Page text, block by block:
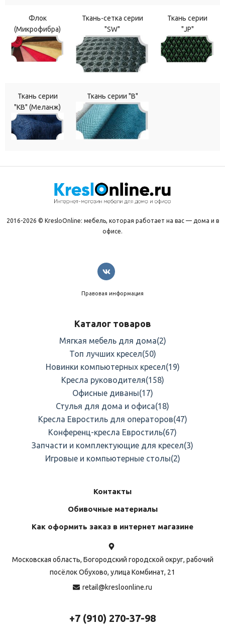
Флок
(Микрофибра)
Ткань-сетка серии
"SW"
Ткань серии
"JP"
Ткань серии
"КВ" (Меланж)
Ткань серии "В"
2016-2026 © KresloOnline: мебель, которая работает на вас — дома и в
офисе.
Правовая информация
Каталог товаров
Мягкая мебель для дома(2)
Топ лучших кресел(50)
Новинки компьютерных кресел(19)
Кресла руководителя(158)
Офисные диваны(17)
Стулья для дома и офиса(18)
Кресла Евростиль для операторов(47)
Конференц-кресла Евростиль(67)
Запчасти и комплектующие для кресел(3)
Игровые и компьютерные столы(2)
Контакты
Обивочные материалы
Как оформить заказ в интернет магазине
Московская область, Богородский городской округ, рабочий
посёлок Обухово, улица Комбинат, 21
retail@kresloonline.ru
+7 (910) 270-37-98